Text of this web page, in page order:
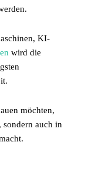
KI-
wird die
möchten,
auch in